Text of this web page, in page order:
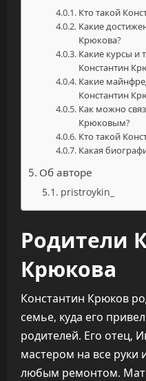
Кто такой
Какие
Крюкова?
Какие курсы и
Константин
Какие
Константин
Как можно
Крюковым?
Кто такой
Какая
Об авторе
pristroykin_
Родители
Крюкова
Константин Крюков
семье, куда его
родителей. Его отец,
мастером на все руки
любым ремонтом.